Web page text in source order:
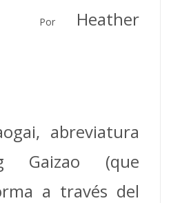
Por Heather
abreviatura
Gaizao (que
a través del